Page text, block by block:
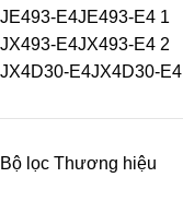
JE493-E4JE493-E4 1
JX493-E4JX493-E4 2
JX4D30-E4JX4D30-E4
Bộ lọc Thương hiệu